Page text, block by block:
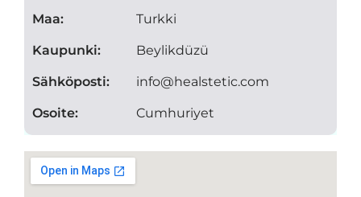
Maa:
Kaupunki:
Sähköposti:
Osoite:
Turkki
Beylikdüzü
info@healstetic.com
Cumhuriyet